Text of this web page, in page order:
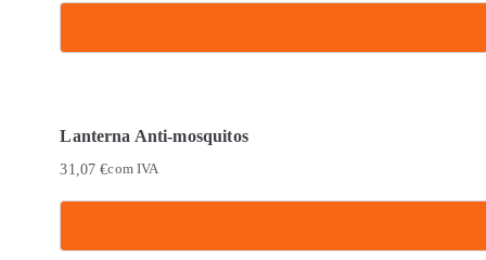
Lanterna Anti-mosquitos
31,07€com IVA